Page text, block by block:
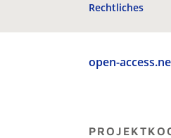
Rechtliches
open-